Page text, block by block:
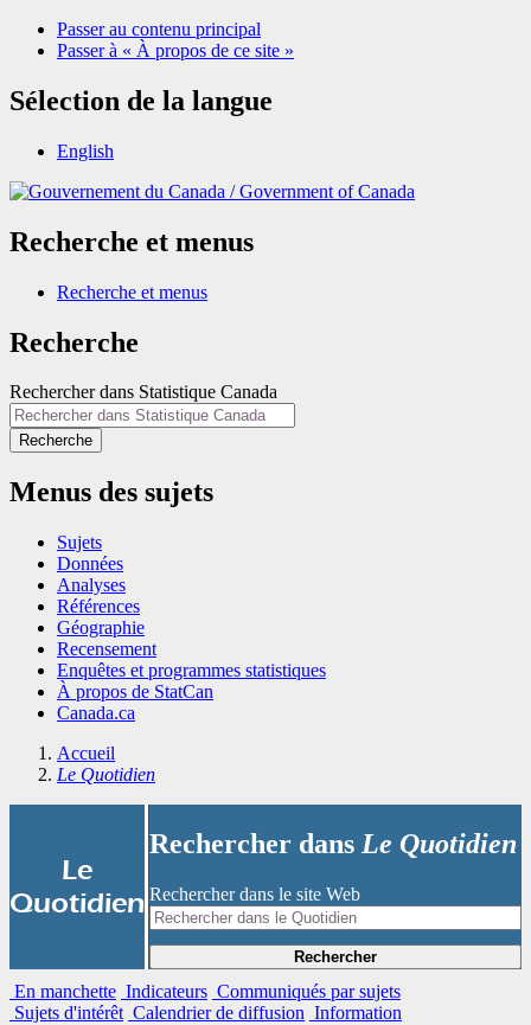
Passer au contenu principal
Passer à « À propos de ce site »
Sélection de la langue
English
/Government of Canada
Recherche et menus
Recherche et menus
Recherche
Rechercher dans Statistique Canada
Recherche
Menus des sujets
Sujets
Données
Analyses
Références
Géographie
Recensement
Enquêtes et programmes statistiques
À propos de StatCan
Canada.ca
Accueil
Le Quotidien
Le
Quotidien
Rechercher dans Le Quotidien
Rechercher dans le site Web
Rechercher
En manchette Indicateurs Communiqués par sujets
Sujets d'intérêt Calendrier de diffusion Information